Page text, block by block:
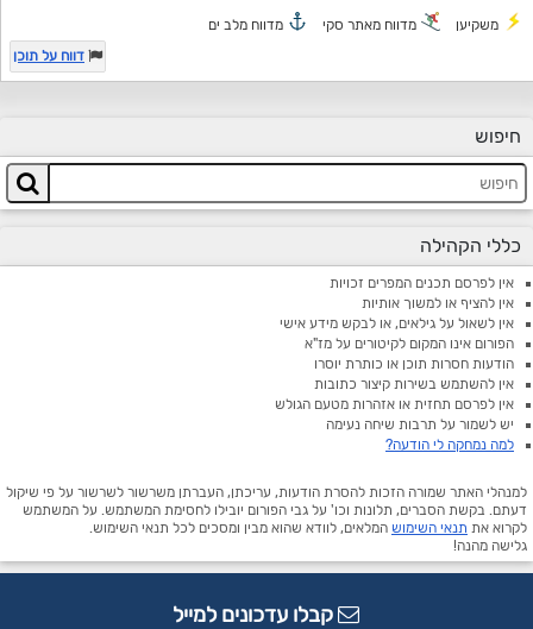
משקיען מדווח מאתר סקי
מדווח מלב ים
דווח על תוכן
חיפוש
כללי הקהילה
אין לפרסם תכנים המפרים זכויות
אין להציף או למשוך אותיות
אין לשאול על גילאים, או לבקש מידע אישי
הפורום אינו המקום לקיטורים על מז"א
הודעות חסרות תוכן או כותרת יוסרו
אין להשתמש בשירות קיצור כתובות
אין לפרסם תחזית או אזהרות מטעם הגולש
יש לשמור על תרבות שיחה נעימה
למה נמחקה לי הודעה?
למנהלי האתר שמורה הזכות להסרת הודעות, עריכתן, העברתן משרשור לשרשור על פי שיקול
דעתם. בקשת הסברים, תלונות וכו' על גבי הפורום יובילו לחסימת המשתמש. על המשתמש
לקרוא את תנאי השימוש המלאים, לוודא שהוא מבין ומסכים לכל תנאי השימוש.
גלישה מהנה!
קבלו עדכונים למייל